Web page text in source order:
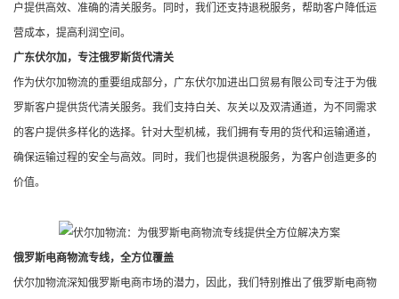
户提供高效、准确的清关服务。同时，我们还支持退税服务，帮助客户降低运
营成本，提高利润空间。
广东伏尔加，专注俄罗斯货代清关
作为伏尔加物流的重要组成部分，广东伏尔加进出口贸易有限公司专注于为俄
罗斯客户提供货代清关服务。我们支持白关、灰关以及双清通道，为不同需求
的客户提供多样化的选择。针对大型机械，我们拥有专用的货代和运输通道，
确保运输过程的安全与高效。同时，我们也提供退税服务，为客户创造更多的
价值。
俄罗斯电商物流专线，全方位覆盖
伏尔加物流深知俄罗斯电商市场的潜力，因此，我们特别推出了俄罗斯电商物